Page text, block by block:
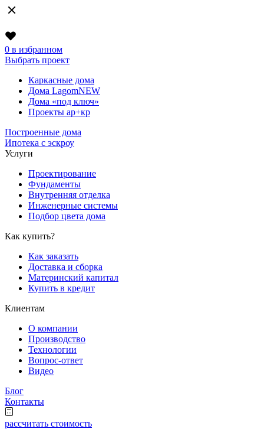
0 в избранном
Выбрать проект
Каркасные дома
Дома LagomNEW
Дома «под ключ»
Проекты ар+кр
Построенные дома
Ипотека с эскроу
Услуги
Проектирование
Фундаменты
Внутренняя отделка
Инженерные системы
Подбор цвета дома
Как купить?
Как заказать
Доставка и сборка
Материнский капитал
Купить в кредит
Клиентам
О компании
Производство
Технологии
Вопрос-ответ
Видео
Блог
Контакты
рассчитать стоимость